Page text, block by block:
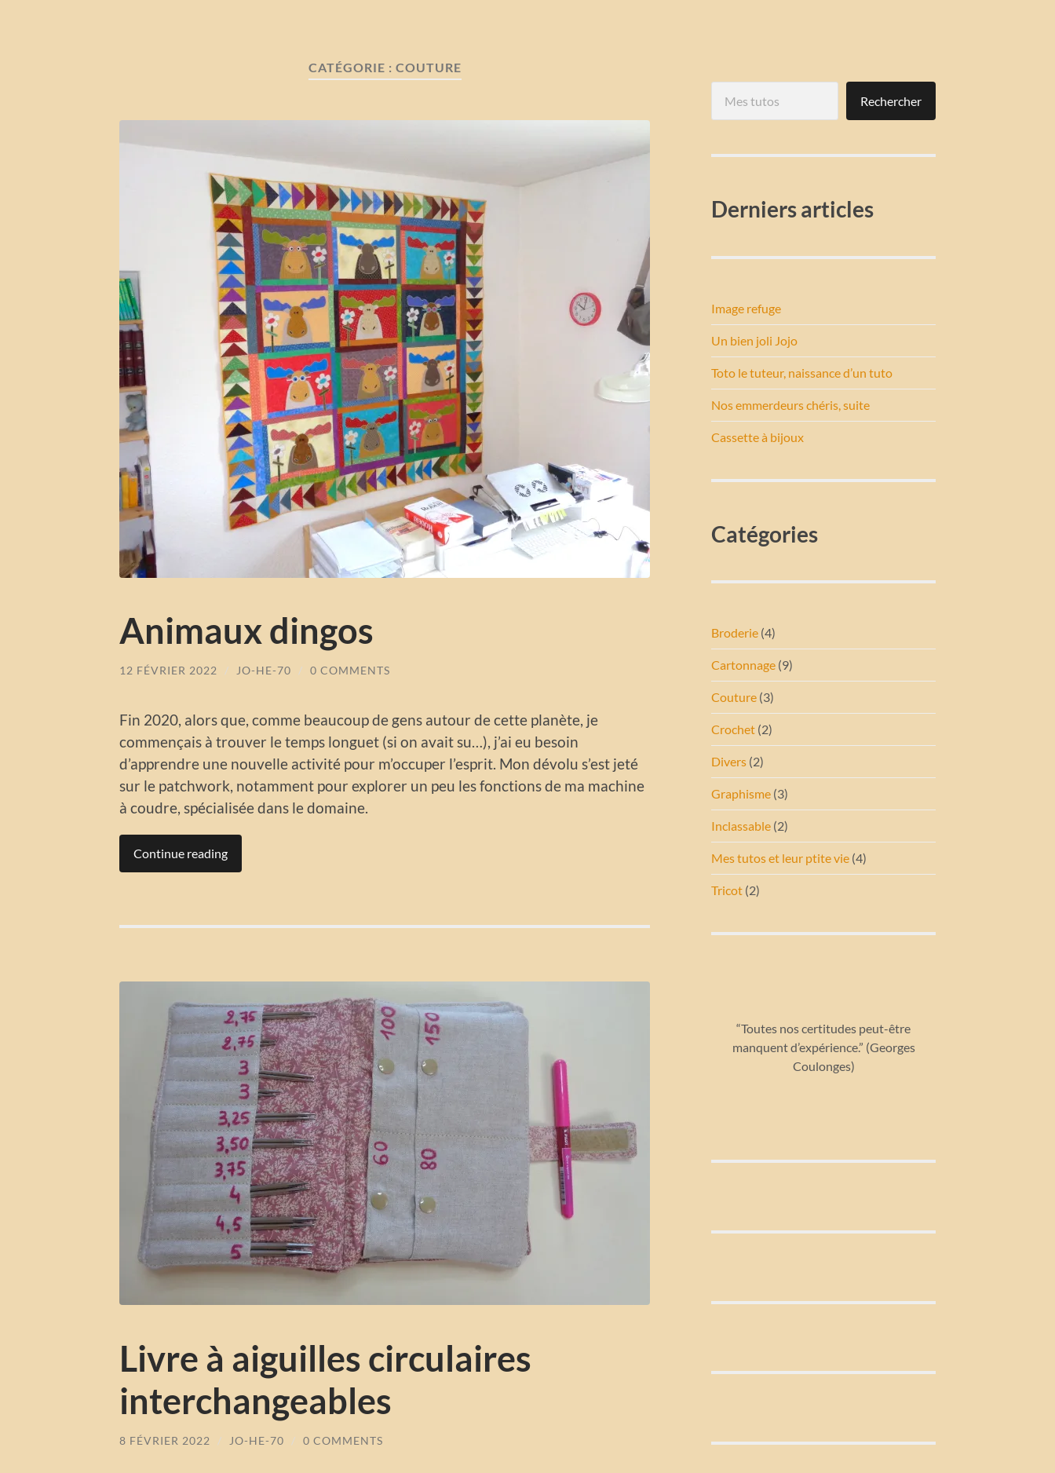
CATÉGORIE : COUTURE
Animaux dingos
12 FÉVRIER 2022 / JO-HE-70 / 0 COMMENTS
Fin 2020, alors que, comme beaucoup de gens autour de cette planète, je
commençais à trouver le temps longuet (si on avait su…), j’ai eu besoin
d’apprendre une nouvelle activité pour m’occuper l’esprit. Mon dévolu s’est jeté
sur le patchwork, notamment pour explorer un peu les fonctions de ma machine
à coudre, spécialisée dans le domaine.
Continue reading
Livre à aiguilles circulaires
interchangeables
8 FÉVRIER 2022 / JO-HE-70 / 0 COMMENTS
Rechercher
Derniers articles
Image refuge
Un bien joli Jojo
Toto le tuteur, naissance d’un tuto
Nos emmerdeurs chéris, suite
Cassette à bijoux
Catégories
Broderie (4)
Cartonnage (9)
Couture (3)
Crochet (2)
Divers (2)
Graphisme (3)
Inclassable (2)
Mes tutos et leur ptite vie (4)
Tricot (2)
“Toutes nos certitudes peut-être
manquent d’expérience.” (Georges
Coulonges)